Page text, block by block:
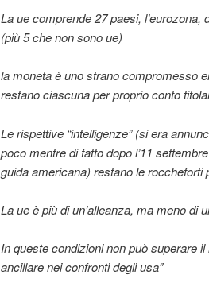
La ue comprende 27 paesi,
(più 5 che non sono ue)
la moneta è uno strano compromesso
restano ciascuna per proprio conto
Le rispettive “intelligenze” (si era
poco mentre di fatto dopo l’11
guida americana) restano le roccheforti
La ue è più di un’alleanza, ma meno di
In queste condizioni non può superare
ancillare nei confronti degli usa”